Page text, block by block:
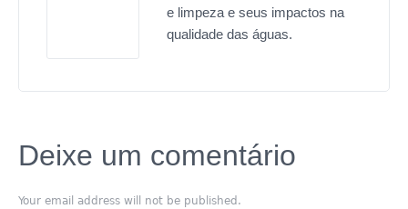
e limpeza e seus impactos na
qualidade das águas.
Deixe um comentário
Your email address will not be published.